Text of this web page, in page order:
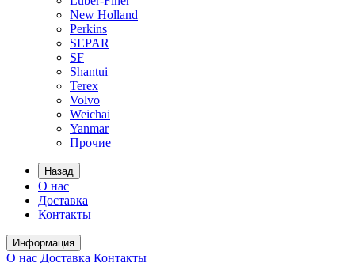
New Holland
Perkins
SEPAR
SF
Shantui
Terex
Volvo
Weichai
Yanmar
Прочие
Назад
О нас
Доставка
Контакты
Информация
О нас Доставка Контакты